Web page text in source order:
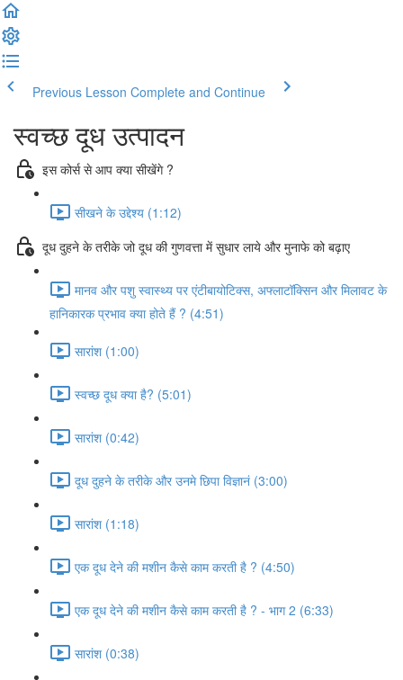
Previous Lesson Complete and Continue
स्वच्छ दूध उत्पादन
इस कोर्स से आप क्या सीखेंगे ?
सीखने के उद्देश्य (1:12)
दूध दुहने के तरीके जो दूध की गुणवत्ता में सुधार लाये और मुनाफे को बढ़ाए
मानव और पशु स्वास्थ्य पर एंटीबायोटिक्स, अफ्लाटॉक्सिन और मिलावट के
हानिकारक प्रभाव क्या होते हैं ? (4:51)
सारांश (1:00)
स्वच्छ दूध क्या है? (5:01)
सारांश (0:42)
दूध दुहने के तरीके और उनमे छिपा विज्ञानं (3:00)
सारांश (1:18)
एक दूध देने की मशीन कैसे काम करती है ? (4:50)
एक दूध देने की मशीन कैसे काम करती है ? - भाग 2 (6:33)
सारांश (0:38)